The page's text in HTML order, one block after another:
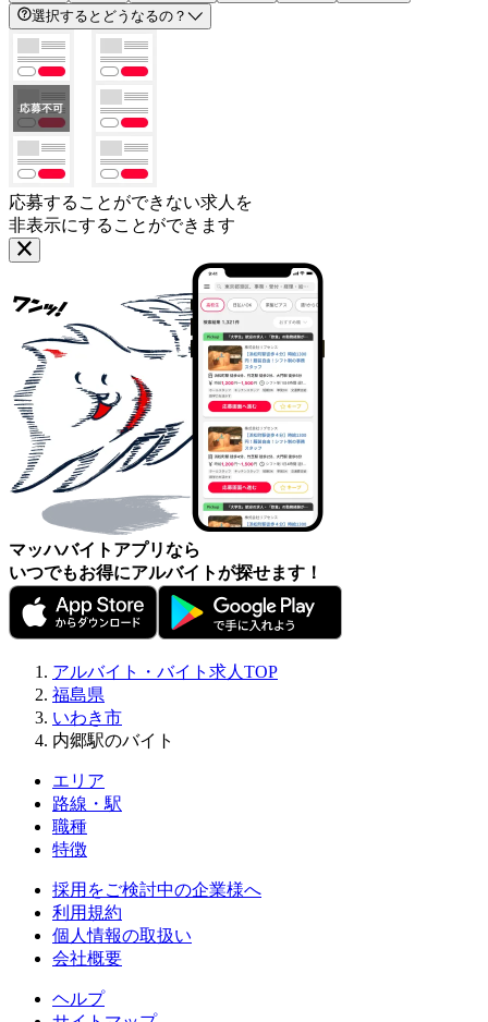
選択するとどうなるの？
応募することができない求人を
非表示にすることができます
マッハバイトアプリなら
いつでもお得にアルバイトが探せます！
アルバイト・バイト求人TOP
福島県
いわき市
内郷駅のバイト
エリア
路線・駅
職種
特徴
採用をご検討中の企業様へ
利用規約
個人情報の取扱い
会社概要
ヘルプ